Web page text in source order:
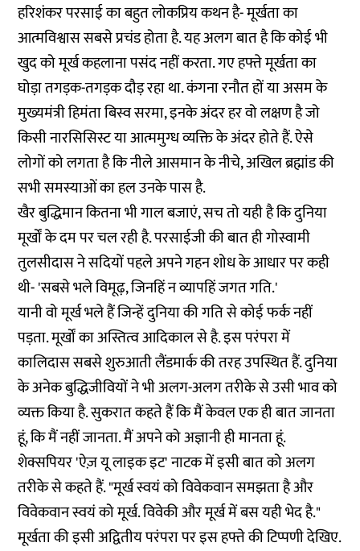
हरिशंकर परसाई का बहुत लोकप्रिय कथन है- मूर्खता का
आत्मविश्वास सबसे प्रचंड होता है. यह अलग बात है कि कोई भी
खुद को मूर्ख कहलाना पसंद नहीं करता. गए हफ्ते मूर्खता का
घोड़ा तगड़क-तगड़क दौड़ रहा था. कंगना रनौत हों या असम के
मुख्यमंत्री हिमंता बिस्व सरमा, इनके अंदर हर वो लक्षण है जो
किसी नारसिसिस्ट या आत्ममुग्ध व्यक्ति के अंदर होते हैं. ऐसे
लोगों को लगता है कि नीले आसमान के नीचे, अखिल ब्रह्मांड की
सभी समस्याओं का हल उनके पास है.
खैर बुद्धिमान कितना भी गाल बजाएं, सच तो यही है कि दुनिया
मूर्खों के दम पर चल रही है. परसाईजी की बात ही गोस्वामी
तुलसीदास ने सदियों पहले अपने गहन शोध के आधार पर कही
थी- 'सबसे भले विमूढ़, जिनहिं न व्यापहिं जगत गति.'
यानी वो मूर्ख भले हैं जिन्हें दुनिया की गति से कोई फर्क नहीं
पड़ता. मूर्खों का अस्तित्व आदिकाल से है. इस परंपरा में
कालिदास सबसे शुरुआती लैंडमार्क की तरह उपस्थित हैं. दुनिया
के अनेक बुद्धिजीवियों ने भी अलग-अलग तरीके से उसी भाव को
व्यक्त किया है. सुकरात कहते हैं कि मैं केवल एक ही बात जानता
हूं, कि मैं नहीं जानता. मैं अपने को अज्ञानी ही मानता हूं.
शेक्सपियर 'ऐज़ यू लाइक इट' नाटक में इसी बात को अलग
तरीके से कहते हैं. "मूर्ख स्वयं को विवेकवान समझता है और
विवेकवान स्वयं को मूर्ख. विवेकी और मूर्ख में बस यही भेद है."
मूर्खता की इसी अद्वितीय परंपरा पर इस हफ्ते की टिप्पणी देखिए.